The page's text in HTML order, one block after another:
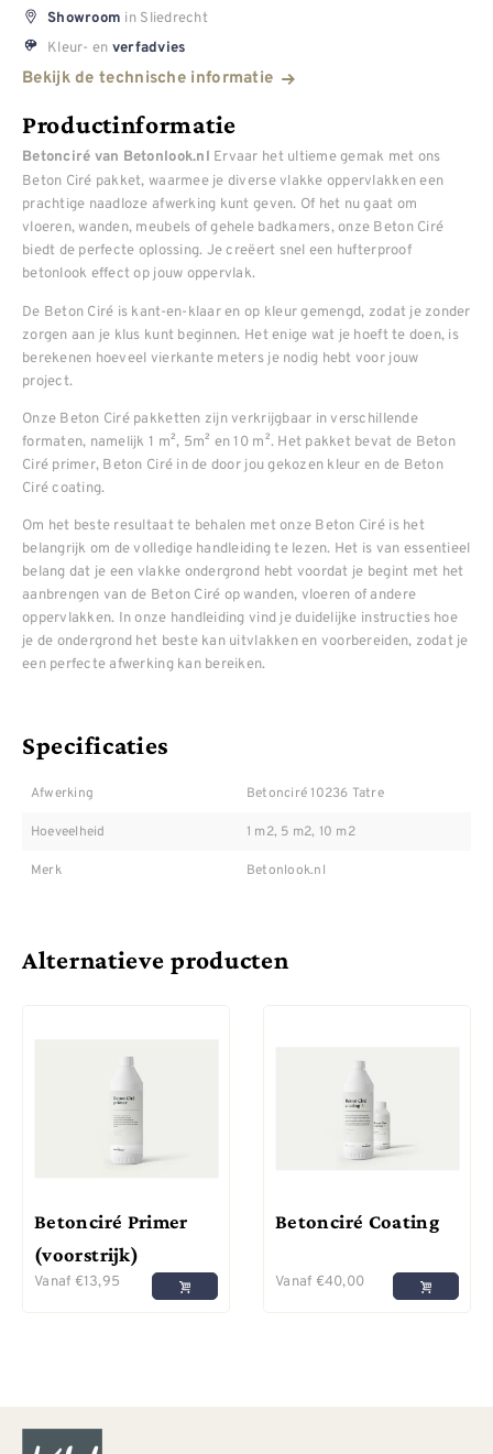
Showroom in Sliedrecht
Kleur- en verfadvies
Bekijk de technische informatie
Productinformatie
Betonciré van Betonlook.nl Ervaar het ultieme gemak met ons
Beton Ciré pakket, waarmee je diverse vlakke oppervlakken een
prachtige naadloze afwerking kunt geven. Of het nu gaat om
vloeren, wanden, meubels of gehele badkamers, onze Beton Ciré
biedt de perfecte oplossing. Je creëert snel een hufterproof
betonlook effect op jouw oppervlak.
De Beton Ciré is kant-en-klaar en op kleur gemengd, zodat je zonder
zorgen aan je klus kunt beginnen. Het enige wat je hoeft te doen, is
berekenen hoeveel vierkante meters je nodig hebt voor jouw
project.
Onze Beton Ciré pakketten zijn verkrijgbaar in verschillende
formaten, namelijk 1 m², 5m² en 10 m². Het pakket bevat de Beton
Ciré primer, Beton Ciré in de door jou gekozen kleur en de Beton
Ciré coating.
Om het beste resultaat te behalen met onze Beton Ciré is het
belangrijk om de volledige handleiding te lezen. Het is van essentieel
belang dat je een vlakke ondergrond hebt voordat je begint met het
aanbrengen van de Beton Ciré op wanden, vloeren of andere
oppervlakken. In onze handleiding vind je duidelijke instructies hoe
je de ondergrond het beste kan uitvlakken en voorbereiden, zodat je
een perfecte afwerking kan bereiken.
Specificaties
Afwerking Betonciré 10236 Tatre
Hoeveelheid 1 m2, 5 m2, 10 m2
Merk Betonlook.nl
Alternatieve producten
Betonciré Primer
(voorstrijk)
Vanaf €13,95
Betonciré Coating
Vanaf €40,00